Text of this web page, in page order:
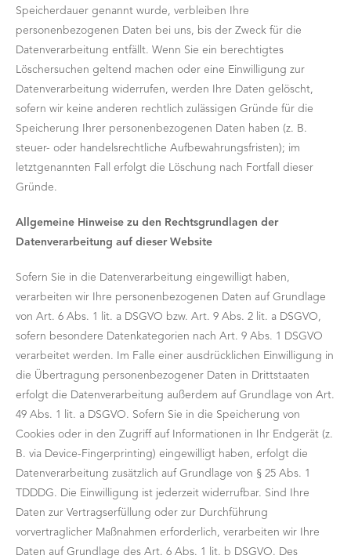
Speicherdauer genannt wurde, verbleiben Ihre
personenbezogenen Daten bei uns, bis der Zweck für die
Datenverarbeitung entfällt. Wenn Sie ein berechtigtes
Löschersuchen geltend machen oder eine Einwilligung zur
Datenverarbeitung widerrufen, werden Ihre Daten gelöscht,
sofern wir keine anderen rechtlich zulässigen Gründe für die
Speicherung Ihrer personenbezogenen Daten haben (z. B.
steuer- oder handelsrechtliche Aufbewahrungsfristen); im
letztgenannten Fall erfolgt die Löschung nach Fortfall dieser
Gründe.
Allgemeine Hinweise zu den Rechtsgrundlagen der
Datenverarbeitung auf dieserWebsite
Sofern Sie in die Datenverarbeitung eingewilligt haben,
verarbeiten wir Ihre personenbezogenen Daten auf Grundlage
von Art. 6 Abs. 1 lit. a DSGVO bzw. Art. 9 Abs. 2 lit. a DSGVO,
sofern besondere Datenkategorien nach Art. 9 Abs. 1 DSGVO
verarbeitet werden. Im Falle einer ausdrücklichen Einwilligung in
die Übertragung personenbezogener Daten in Drittstaaten
erfolgt die Datenverarbeitung außerdem auf Grundlage von Art.
49 Abs. 1 lit. a DSGVO. Sofern Sie in die Speicherung von
Cookies oder in den Zugriff auf Informationen in Ihr Endgerät (z.
B. via Device-Fingerprinting) eingewilligt haben, erfolgt die
Datenverarbeitung zusätzlich auf Grundlage von § 25 Abs. 1
TDDDG. Die Einwilligung ist jederzeit widerrufbar. Sind Ihre
Daten zur Vertragserfüllung oder zur Durchführung
vorvertraglicher Maßnahmen erforderlich, verarbeiten wir Ihre
Daten auf Grundlage des Art. 6 Abs. 1 lit. b DSGVO. Des